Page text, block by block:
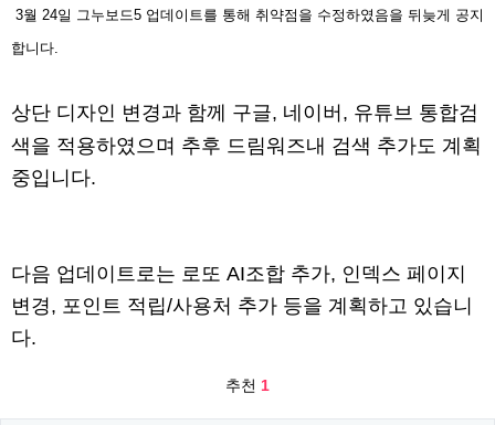
3월 24일 그누보드5 업데이트를 통해 취약점을 수정하였음을 뒤늦게 공지
합니다.
상단 디자인 변경과 함께 구글, 네이버, 유튜브 통합검
색을 적용하였으며 추후 드림워즈내 검색 추가도 계획
중입니다.
다음 업데이트로는 로또 AI조합 추가, 인덱스 페이지
변경, 포인트 적립/사용처 추가 등을 계획하고 있습니
다.
추천 1